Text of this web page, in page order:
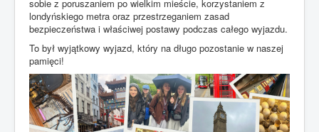
sobie z poruszaniem po wielkim mieście, korzystaniem z
londyńskiego metra oraz przestrzeganiem zasad
bezpieczeństwa i właściwej postawy podczas całego wyjazdu.
To był wyjątkowy wyjazd, który na długo pozostanie w naszej
pamięci!